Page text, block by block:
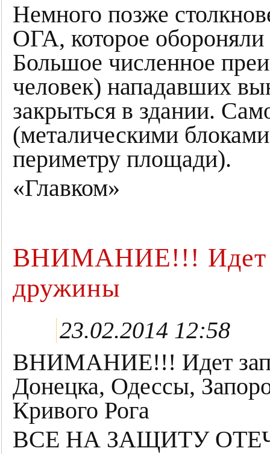
Немного позже
ОГА, которое
Большое численное
человек) нападавших
закрыться в здании.
(металическими
периметру площади).
«Главком»
ВНИМАНИЕ!!! Идет
дружины
23.02.2014 12:58
ВНИМАНИЕ!!! Идет
Донецка, Одессы,
Кривого Рога
ВСЕ НА ЗАЩИТУ